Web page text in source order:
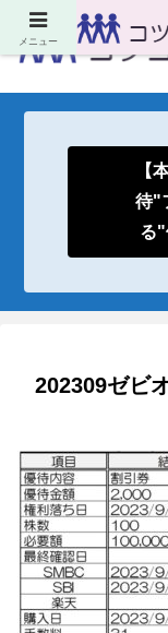
【
待"
る
202309ゼビ
メニュー